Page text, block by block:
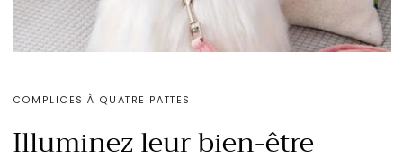
COMPLICES À QUATRE PATTES
Illuminez leur bien-être